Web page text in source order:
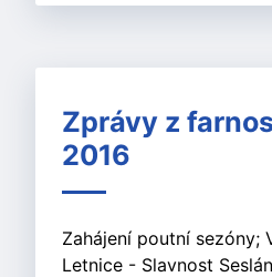
Zprávy z
2016
Zahájení poutní sezóny;
Letnice - Slavnost